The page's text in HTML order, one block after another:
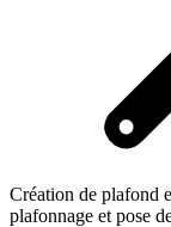
Création de plafond
plafonnage et pose